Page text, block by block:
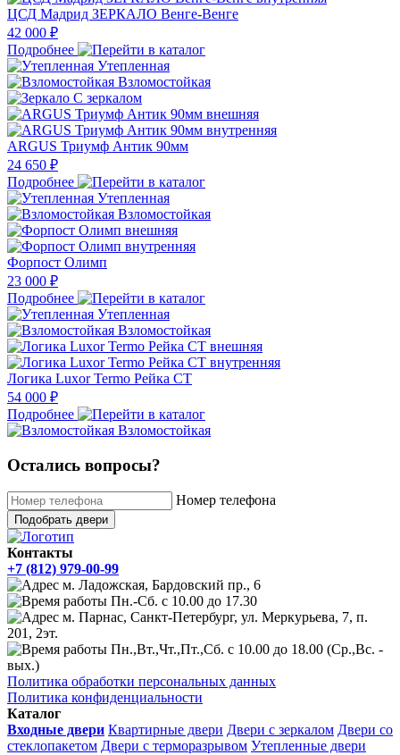
ЦСД Мадрид ЗЕРКАЛО Венге-Венге
42 000 ₽
Подробнее
Утепленная
Взломостойкая
С зеркалом
ARGUS Триумф Антик 90мм
24 650 ₽
Подробнее
Утепленная
Взломостойкая
Форпост Олимп
23 000 ₽
Подробнее
Утепленная
Взломостойкая
Логика Luxor Termo Рейка СТ
54 000 ₽
Подробнее
Взломостойкая
Остались вопросы?
Номер телефона
Подобрать двери
Контакты
+7 (812) 979-00-99
м. Ладожская, Бардовский пр., 6
Пн.-Сб. с 10.00 до 17.30
м. Парнас, Санкт-Петербург, ул. Меркурьева, 7, п.
201, 2эт.
Пн.,Вт.,Чт.,Пт.,Сб. с 10.00 до 18.00 (Ср.,Вс. -
вых.)
Политика обработки персональных данных
Политика конфиденциальности
Каталог
Входные двери Квартирные двери Двери с зеркалом Двери со
стеклопакетом Двери с терморазрывом Утепленные двери